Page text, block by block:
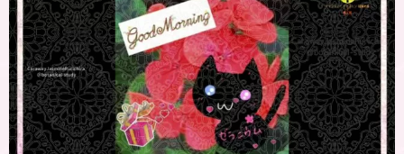
公式ウェブサイト『Botanical Study』
Cジャスミン瑠璃地楽の主な活動先リンク集
プロフィール